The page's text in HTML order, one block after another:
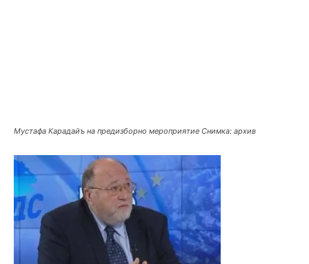
Мустафа Карадайъ на предизборно мероприятие Снимка: архив